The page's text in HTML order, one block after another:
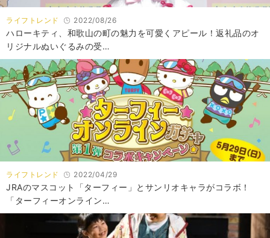
ライフトレンド 2022/08/26
ハローキティ、和歌山の町の魅力を可愛くアピール！返礼品のオ
リジナルぬいぐるみの受…
ライフトレンド 2022/04/29
JRAのマスコット「ターフィー」とサンリオキャラがコラボ！
「ターフィーオンライン…